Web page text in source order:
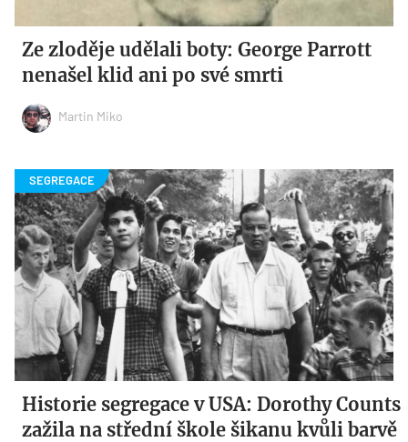
Ze zloděje udělali boty: George Parrott
nenašel klid ani po své smrti
Martin Miko
Historie segregace v USA: Dorothy Counts
zažila na střední škole šikanu kvůli barvě